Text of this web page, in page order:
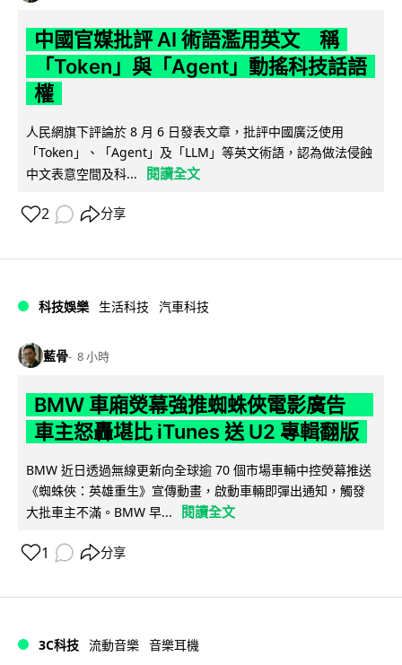
中國官媒批評 AI 術語濫用英文 稱
「Token」與「Agent」動搖科技話語
權
人民網旗下評論於 8 月 6 日發表文章，批評中國廣泛使用
「Token」、「Agent」及「LLM」等英文術語，認為做法侵蝕
中文表意空間及科...
閱讀全文
2 分享
科技娛樂 生活科技 汽車科技
藍骨 8 小時
BMW 車廂熒幕強推蜘蛛俠電影廣告
車主怒轟堪比 iTunes 送 U2 專輯翻版
BMW 近日透過無線更新向全球逾 70 個市場車輛中控熒幕推送
《蜘蛛俠：英雄重生》宣傳動畫，啟動車輛即彈出通知，觸發
大批車主不滿。BMW 早...
閱讀全文
1 分享
3C科技 流動音樂 音樂耳機